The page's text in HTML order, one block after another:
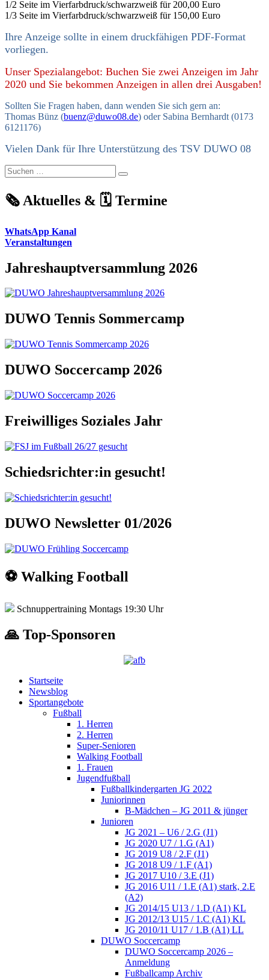
1/2 Seite im Vierfarbdruck/schwarzweiß für 200,00 Euro
1/3 Seite im Vierfarbdruck/schwarzweiß für 150,00 Euro
Ihre Anzeige sollte in einem druckfähigen PDF-Format
vorliegen.
Unser Spezialangebot: Buchen Sie zwei Anzeigen im Jahr
2020 und Sie bekommen Anzeigen in allen drei Ausgaben!
Sollten Sie Fragen haben, dann wenden Sie sich gern an:
Thomas Bünz (buenz@duwo08.de) oder Sabina Bernhardt (0173
6121176)
Vielen Dank für Ihre Unterstützung des TSV DUWO 08
Suchen
nach:
Suchen
🗞️ Aktuelles & 🗓️ Termine
WhatsApp Kanal
Veranstaltungen
Jahreshauptversammlung 2026
DUWO Tennis Sommercamp
DUWO Soccercamp 2026
Freiwilliges Soziales Jahr
Schiedsrichter:in gesucht!
DUWO Newsletter 01/2026
⚽️ Walking Football
Schnuppertraining Montags 19:30 Uhr
🙏 Top-Sponsoren
Startseite
Newsblog
Sportangebote
Fußball
1. Herren
2. Herren
Super-Senioren
Walking Football
1. Frauen
Jugendfußball
Fußballkindergarten JG 2022
Juniorinnen
B-Mädchen – JG 2011 & jünger
Junioren
JG 2021 – U6 / 2.G (J1)
JG 2020 U7 / 1.G (A1)
JG 2019 U8 / 2.F (J1)
JG 2018 U9 / 1.F (A1)
JG 2017 U10 / 3.E (J1)
JG 2016 U11 / 1.E (A1) stark, 2.E
(A2)
JG 2014/15 U13 / 1.D (A1) KL
JG 2012/13 U15 / 1.C (A1) KL
JG 2010/11 U17 / 1.B (A1) LL
DUWO Soccercamp
DUWO Soccercamp 2026 –
Anmeldung
Fußballcamp Archiv